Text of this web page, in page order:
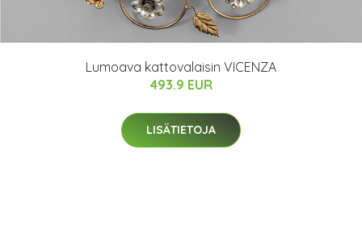
Lumoava kattovalaisin VICENZA
493.9 EUR
LISÄTIETOJA